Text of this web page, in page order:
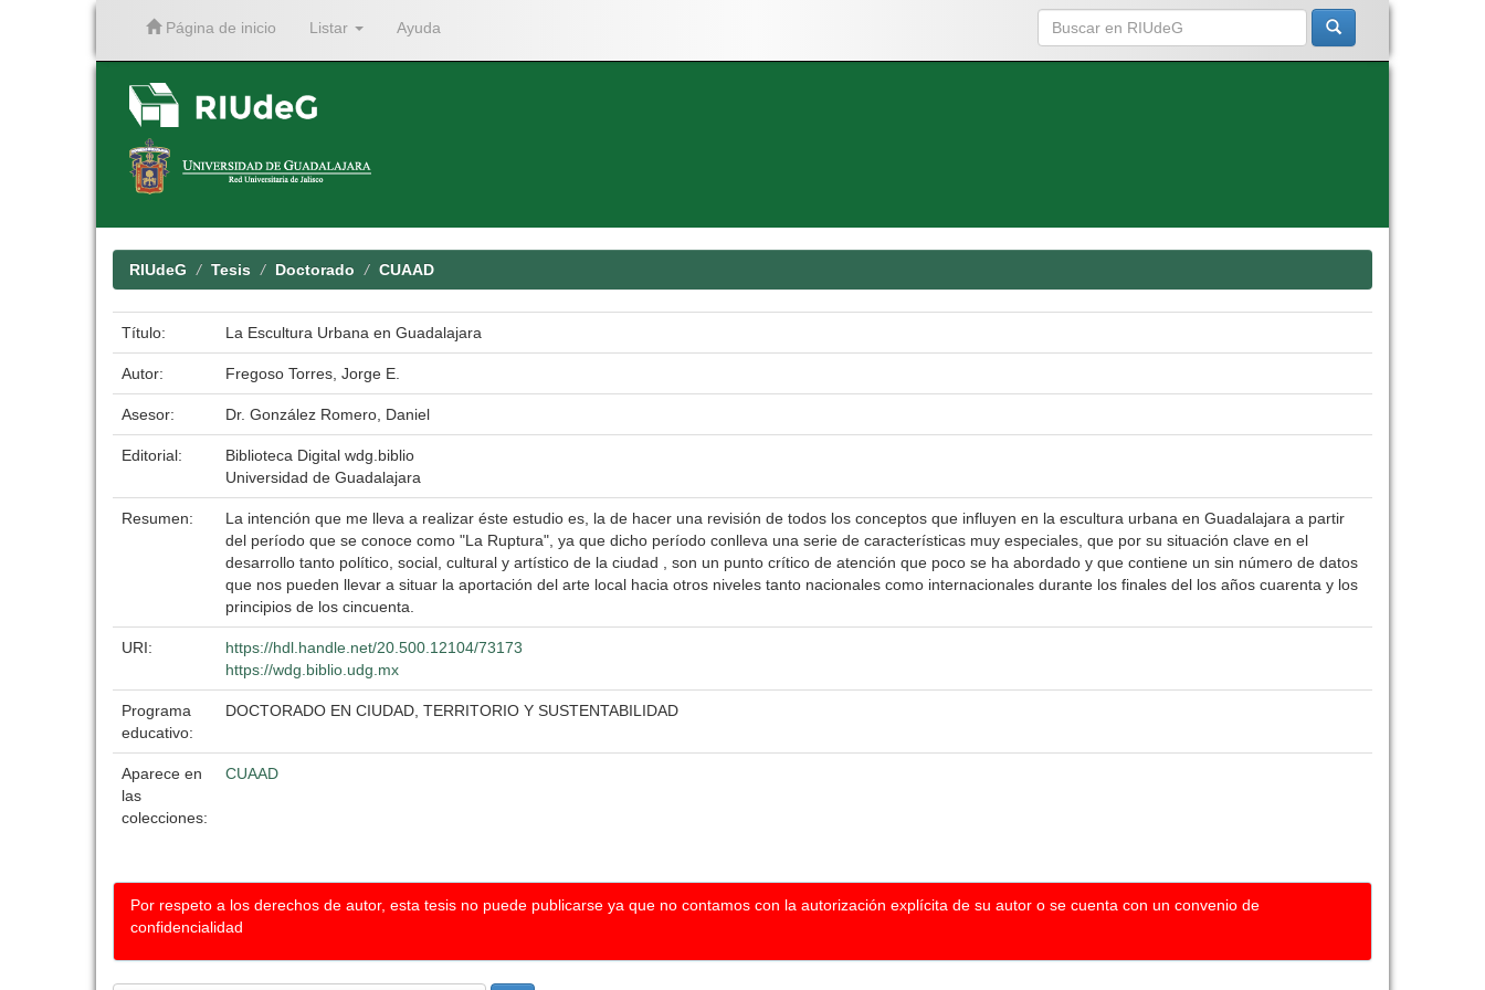
Página de inicio Listar Ayuda
RIUdeG Tesis Doctorado CUAAD
Título: La Escultura Urbana en Guadalajara
Autor: Fregoso Torres, Jorge E.
Asesor: Dr. González Romero, Daniel
Editorial:
Biblioteca Digital wdg.biblio
Universidad de Guadalajara
Resumen:
La intención que me lleva a realizar éste estudio es, la de hacer una revisión de todos los conceptos que influyen en la escultura urbana en Guadalajara a partir
del período que se conoce como "La Ruptura", ya que dicho período conlleva una serie de características muy especiales, que por su situación clave en el
desarrollo tanto político, social, cultural y artístico de la ciudad , son un punto crítico de atención que poco se ha abordado y que contiene un sin número de datos
que nos pueden llevar a situar la aportación del arte local hacia otros niveles tanto nacionales como internacionales durante los finales del los años cuarenta y los
principios de los cincuenta.
URI:
https://hdl.handle.net/20.500.12104/73173
https://wdg.biblio.udg.mx
Programa
educativo:
DOCTORADO EN CIUDAD, TERRITORIO Y SUSTENTABILIDAD
Aparece en
las
colecciones:
CUAAD
Por respeto a los derechos de autor, esta tesis no puede publicarse ya que no contamos con la autorización explícita de su autor o se cuenta con un convenio de
confidencialidad